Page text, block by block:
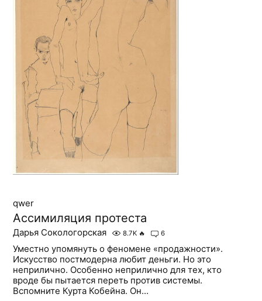
qwer
Ассимиляция протеста
Дарья Сокологорская 8.7K 🔥 6
Уместно упомянуть о феномене «продажности».
Искусство постмодерна любит деньги. Но это
неприлично. Особенно неприлично для тех, кто
вроде бы пытается переть против системы.
Вспомните Курта Кобейна. Он...